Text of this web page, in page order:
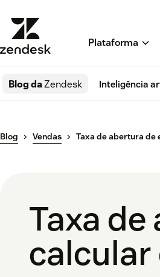
Plataforma
Blog daZendesk Inteligência
Blog Vendas Taxa de abertura de
Taxa
calcular